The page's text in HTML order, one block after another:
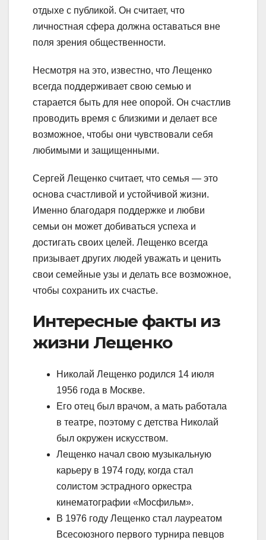
отдыхе с публикой. Он считает, что
личностная сфера должна оставаться вне
поля зрения общественности.
Несмотря на это, известно, что Лещенко
всегда поддерживает свою семью и
старается быть для нее опорой. Он счастлив
проводить время с близкими и делает все
возможное, чтобы они чувствовали себя
любимыми и защищенными.
Сергей Лещенко считает, что семья — это
основа счастливой и устойчивой жизни.
Именно благодаря поддержке и любви
семьи он может добиваться успеха и
достигать своих целей. Лещенко всегда
призывает других людей уважать и ценить
свои семейные узы и делать все возможное,
чтобы сохранить их счастье.
Интересные факты из
жизни Лещенко
Николай Лещенко родился 14 июля
1956 года в Москве.
Его отец был врачом, а мать работала
в театре, поэтому с детства Николай
был окружен искусством.
Лещенко начал свою музыкальную
карьеру в 1974 году, когда стал
солистом эстрадного оркестра
кинематографии «Мосфильм».
В 1976 году Лещенко стал лауреатом
Всесоюзного первого турнира певцов